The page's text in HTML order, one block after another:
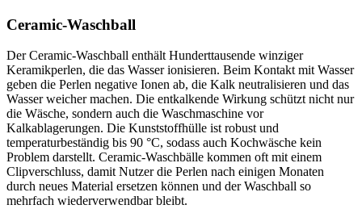
Ceramic-Waschball
Der Ceramic-Waschball enthält Hunderttausende winziger
Keramikperlen, die das Wasser ionisieren. Beim Kontakt mit Wasser
geben die Perlen negative Ionen ab, die Kalk neutralisieren und das
Wasser weicher machen. Die entkalkende Wirkung schützt nicht nur
die Wäsche, sondern auch die Waschmaschine vor
Kalkablagerungen. Die Kunststoffhülle ist robust und
temperaturbeständig bis 90 °C, sodass auch Kochwäsche kein
Problem darstellt. Ceramic-Waschbälle kommen oft mit einem
Clipverschluss, damit Nutzer die Perlen nach einigen Monaten
durch neues Material ersetzen können und der Waschball so
mehrfach wiederverwendbar bleibt.